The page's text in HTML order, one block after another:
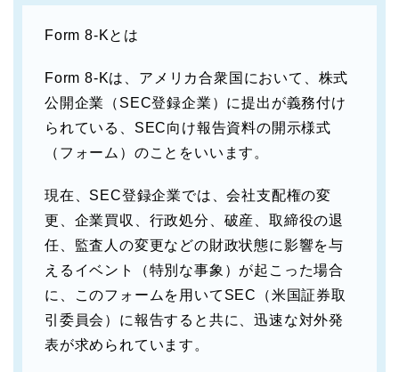
Form 8-Kとは
Form 8-Kは、アメリカ合衆国において、株式
公開企業（SEC登録企業）に提出が義務付け
られている、SEC向け報告資料の開示様式
（フォーム）のことをいいます。
現在、SEC登録企業では、会社支配権の変
更、企業買収、行政処分、破産、取締役の退
任、監査人の変更などの財政状態に影響を与
えるイベント（特別な事象）が起こった場合
に、このフォームを用いてSEC（米国証券取
引委員会）に報告すると共に、迅速な対外発
表が求められています。